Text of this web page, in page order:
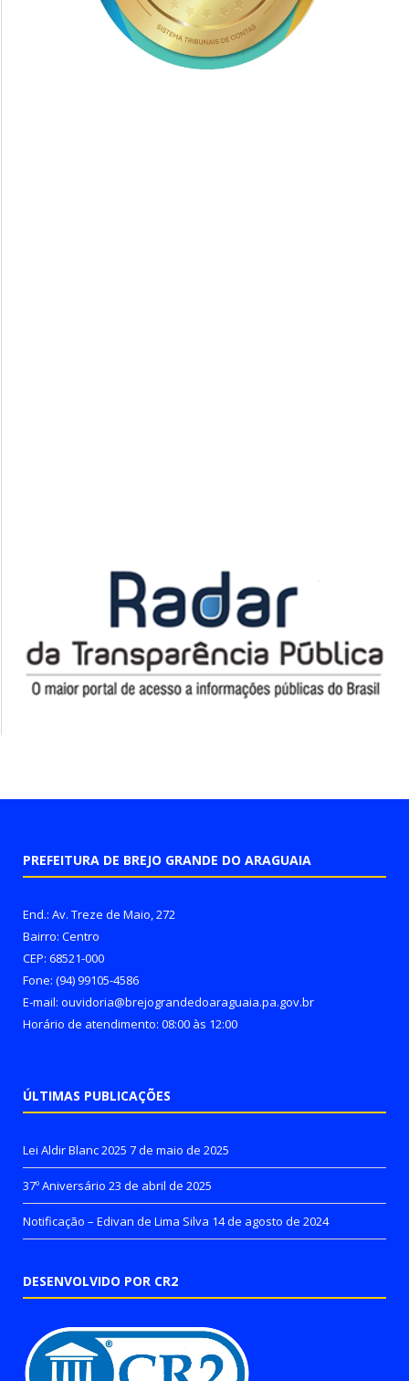
PREFEITURA DE BREJO GRANDE DO ARAGUAIA
End.: Av. Treze de Maio, 272
Bairro: Centro
CEP: 68521-000
Fone: (94) 99105-4586
E-mail: ouvidoria@brejograndedoaraguaia.pa.gov.br
Horário de atendimento: 08:00 às 12:00
ÚLTIMAS PUBLICAÇÕES
Lei Aldir Blanc 2025 7 de maio de 2025
37º Aniversário 23 de abril de 2025
Notificação – Edivan de Lima Silva 14 de agosto de 2024
DESENVOLVIDO POR CR2